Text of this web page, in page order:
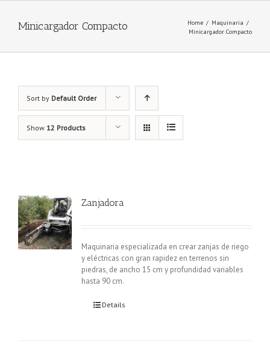
Minicargador Compacto Home / Maquinaria /
Minicargador Compacto
Sort by Default Order
Show 12 Products
Zanjadora
Maquinaria especializada en crear zanjas de riego
y eléctricas con gran rapidez en terrenos sin
piedras, de ancho 15 cm y profundidad variables
hasta 90 cm.
Details